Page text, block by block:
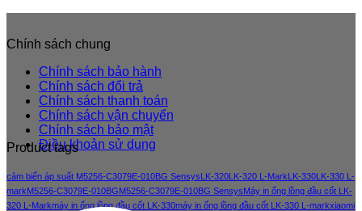
Chính sách chung
Chính sách bảo hành
Chính sách đổi trả
Chính sách thanh toán
Chính sách vận chuyển
Chính sách bảo mật
Điều khoản sử dung
Product tags
cảm biến áp suất M5256-C3079E-010BG SensysLK-320LK-320 L-MarkLK-330LK-330 L-
markM5256-C3079E-010BGM5256-C3079E-010BG SensysMáy in ống lồng đầu cốt LK-
320 L-Markmáy in ống lồng đầu cốt LK-330máy in ống lồng đầu cốt LK-330 L-markxiaomi